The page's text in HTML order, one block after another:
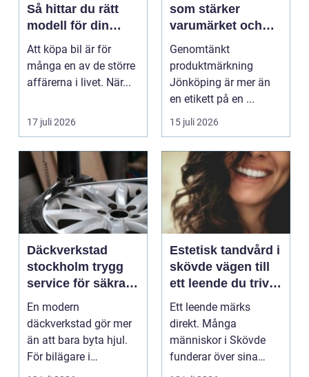
Så hittar du rätt
modell för din
vardag
Att köpa bil är för
många en av de större
affärerna i livet. När...
17 juli 2026
som stärker
varumärket och
förenklar vardagen
Genomtänkt
produktmärkning
Jönköping är mer än
en etikett på en ...
15 juli 2026
Däckverkstad
stockholm trygg
service för säkra
mil året runt
En modern
däckverkstad gör mer
än att bara byta hjul.
För bilägare i
Stockholm handlar
Estetisk tandvård i
skövde vägen till
ett leende du trivs
med
Ett leende märks
direkt. Många
människor i Skövde
funderar över sina
tänder, men skjuter